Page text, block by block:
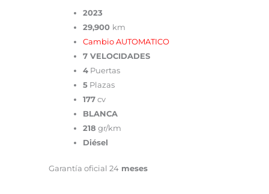
2023
29,900 km
Cambio AUTOMATICO
7 VELOCIDADES
4Puertas
5Plazas
177cv
BLANCA
218 gr/km
Diésel
Garantía oficial 24meses